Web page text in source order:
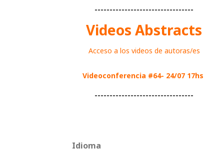
---------------------------------
Videos Abstracts
Acceso a los videos de autoras/es
Videoconferencia #64- 24/07 17hs
---------------------------------
Idioma